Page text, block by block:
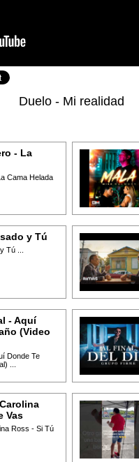
Duelo - Mi realidad
- La
Cama Helada
y Tú
Tú ...
- Aquí
(Video
Donde Te
...
Vas
Ross - Si Tú